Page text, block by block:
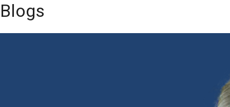
Blogs